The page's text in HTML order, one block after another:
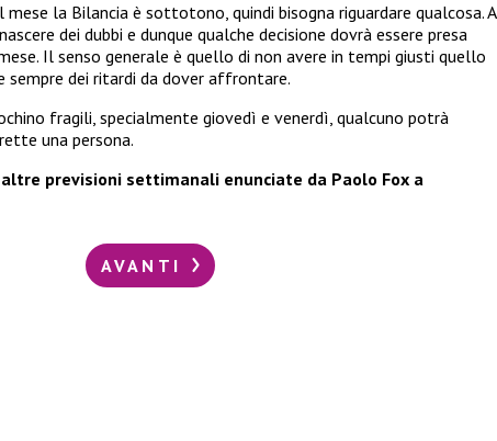
la Bilancia è sottotono, quindi bisogna riguardare qualcosa. A
dei dubbi e dunque qualche decisione dovrà essere presa
Il senso generale è quello di non avere in tempi giusti quello
dei ritardi da dover affrontare.
fragili, specialmente giovedì e venerdì, qualcuno potrà
una persona.
previsioni settimanali enunciate da Paolo Fox a
AVANTI